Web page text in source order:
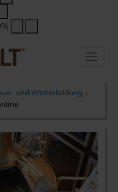
%
und Weiterbildung